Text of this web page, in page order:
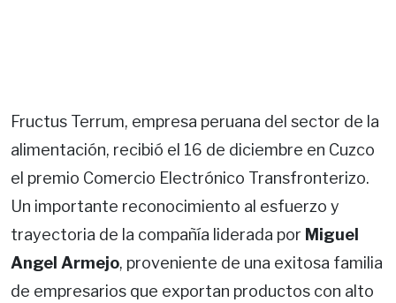
Fructus Terrum, empresa peruana del sector de la
alimentación, recibió el 16 de diciembre en Cuzco
el premio Comercio Electrónico Transfronterizo.
Un importante reconocimiento al esfuerzo y
trayectoria de la compañía liderada por Miguel
Angel Armejo, proveniente de una exitosa familia
de empresarios que exportan productos con alto